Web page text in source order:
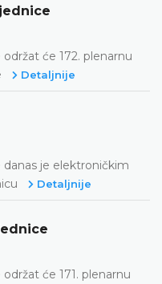
će 172. plenarnu
Detaljnije
je elektroničkim
Detaljnije
će 171. plenarnu